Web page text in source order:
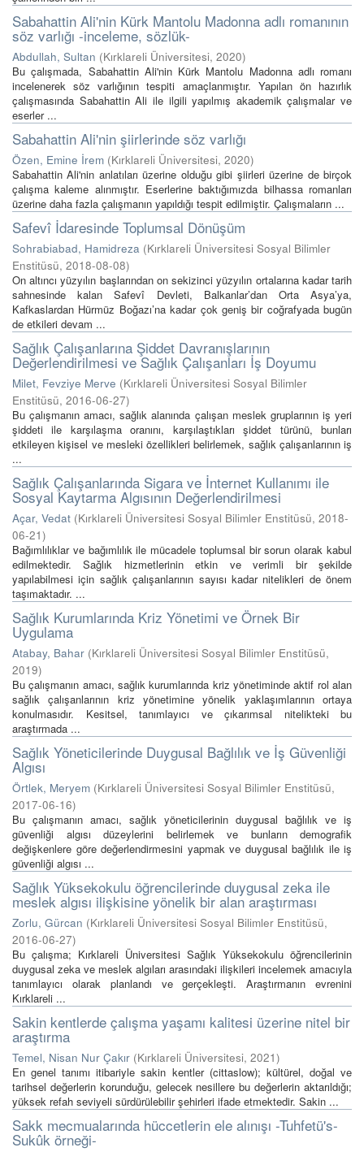
Sabahattin Ali'nin Kürk Mantolu Madonna adlı romanının
söz varlığı -inceleme, sözlük-
Abdullah, Sultan (Kırklareli Üniversitesi, 2020)
Bu çalışmada, Sabahattin Ali'nin Kürk Mantolu Madonna adlı romanı
incelenerek söz varlığının tespiti amaçlanmıştır. Yapılan ön hazırlık
çalışmasında Sabahattin Ali ile ilgili yapılmış akademik çalışmalar ve
eserler ...
Sabahattin Ali'nin şiirlerinde söz varlığı
Özen, Emine İrem (Kırklareli Üniversitesi, 2020)
Sabahattin Ali'nin anlatıları üzerine olduğu gibi şiirleri üzerine de birçok
çalışma kaleme alınmıştır. Eserlerine baktığımızda bilhassa romanları
üzerine daha fazla çalışmanın yapıldığı tespit edilmiştir. Çalışmaların ...
Safevî İdaresinde Toplumsal Dönüşüm
Sohrabiabad, Hamidreza (Kırklareli Üniversitesi Sosyal Bilimler
Enstitüsü, 2018-08-08)
On altıncı yüzyılın başlarından on sekizinci yüzyılın ortalarına kadar tarih
sahnesinde kalan Safevî Devleti, Balkanlar’dan Orta Asya’ya,
Kafkaslardan Hürmüz Boğazı’na kadar çok geniş bir coğrafyada bugün
de etkileri devam ...
Sağlık Çalışanlarına Şiddet Davranışlarının
Değerlendirilmesi ve Sağlık Çalışanları İş Doyumu
Milet, Fevziye Merve (Kırklareli Üniversitesi Sosyal Bilimler
Enstitüsü, 2016-06-27)
Bu çalışmanın amacı, sağlık alanında çalışan meslek gruplarının iş yeri
şiddeti ile karşılaşma oranını, karşılaştıkları şiddet türünü, bunları
etkileyen kişisel ve mesleki özellikleri belirlemek, sağlık çalışanlarının iş
...
Sağlık Çalışanlarında Sigara ve İnternet Kullanımı ile
Sosyal Kaytarma Algısının Değerlendirilmesi
Açar, Vedat (Kırklareli Üniversitesi Sosyal Bilimler Enstitüsü, 2018-
06-21)
Bağımlılıklar ve bağımlılık ile mücadele toplumsal bir sorun olarak kabul
edilmektedir. Sağlık hizmetlerinin etkin ve verimli bir şekilde
yapılabilmesi için sağlık çalışanlarının sayısı kadar nitelikleri de önem
taşımaktadır. ...
Sağlık Kurumlarında Kriz Yönetimi ve Örnek Bir
Uygulama
Atabay, Bahar (Kırklareli Üniversitesi Sosyal Bilimler Enstitüsü,
2019)
Bu çalışmanın amacı, sağlık kurumlarında kriz yönetiminde aktif rol alan
sağlık çalışanlarının kriz yönetimine yönelik yaklaşımlarının ortaya
konulmasıdır. Kesitsel, tanımlayıcı ve çıkarımsal nitelikteki bu
araştırmada ...
Sağlık Yöneticilerinde Duygusal Bağlılık ve İş Güvenliği
Algısı
Örtlek, Meryem (Kırklareli Üniversitesi Sosyal Bilimler Enstitüsü,
2017-06-16)
Bu çalışmanın amacı, sağlık yöneticilerinin duygusal bağlılık ve iş
güvenliği algısı düzeylerini belirlemek ve bunların demografik
değişkenlere göre değerlendirmesini yapmak ve duygusal bağlılık ile iş
güvenliği algısı ...
Sağlık Yüksekokulu öğrencilerinde duygusal zeka ile
meslek algısı ilişkisine yönelik bir alan araştırması
Zorlu, Gürcan (Kırklareli Üniversitesi Sosyal Bilimler Enstitüsü,
2016-06-27)
Bu çalışma; Kırklareli Üniversitesi Sağlık Yüksekokulu öğrencilerinin
duygusal zeka ve meslek algıları arasındaki ilişkileri incelemek amacıyla
tanımlayıcı olarak planlandı ve gerçekleşti. Araştırmanın evrenini
Kırklareli ...
Sakin kentlerde çalışma yaşamı kalitesi üzerine nitel bir
araştırma
Temel, Nisan Nur Çakır (Kırklareli Üniversitesi, 2021)
En genel tanımı itibariyle sakin kentler (cittaslow); kültürel, doğal ve
tarihsel değerlerin korunduğu, gelecek nesillere bu değerlerin aktarıldığı;
yüksek refah seviyeli sürdürülebilir şehirleri ifade etmektedir. Sakin ...
Sakk mecmualarında hüccetlerin ele alınışı -Tuhfetü's-
Sukûk örneği-